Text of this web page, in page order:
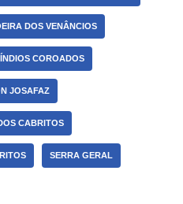
DOS VENÂNCIOS
COROADOS
JOSAFAZ
CABRITOS
SERRA GERAL